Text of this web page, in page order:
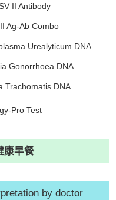
II Antibody
Ag-Ab Combo
Urealyticum DNA
Gonorrhoea DNA
Trachomatis DNA
Pro Test
康早餐
by doctor